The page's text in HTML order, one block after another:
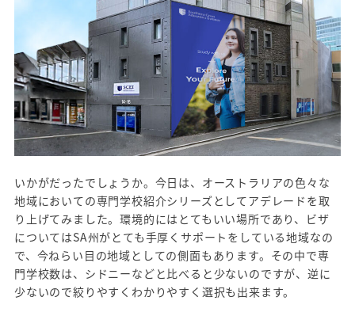
いかがだったでしょうか。今日は、オーストラリアの色々な
地域においての専門学校紹介シリーズとしてアデレードを取
り上げてみました。環境的にはとてもいい場所であり、ビザ
についてはSA州がとても手厚くサポートをしている地域なの
で、今ねらい目の地域としての側面もあります。その中で専
門学校数は、シドニーなどと比べると少ないのですが、逆に
少ないので絞りやすくわかりやすく選択も出来ます。